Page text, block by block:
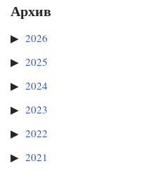
Архив
2026
2025
2024
2023
2022
2021